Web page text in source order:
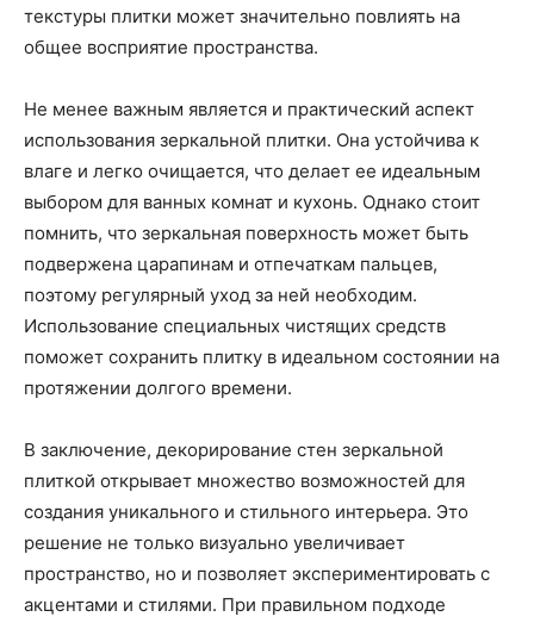
текстуры плитки может значительно повлиять на
общее восприятие пространства.
Не менее важным является и практический аспект
использования зеркальной плитки. Она устойчива к
влаге и легко очищается, что делает ее идеальным
выбором для ванных комнат и кухонь. Однако стоит
помнить, что зеркальная поверхность может быть
подвержена царапинам и отпечаткам пальцев,
поэтому регулярный уход за ней необходим.
Использование специальных чистящих средств
поможет сохранить плитку в идеальном состоянии на
протяжении долгого времени.
В заключение, декорирование стен зеркальной
плиткой открывает множество возможностей для
создания уникального и стильного интерьера. Это
решение не только визуально увеличивает
пространство, но и позволяет экспериментировать с
акцентами и стилями. При правильном подходе